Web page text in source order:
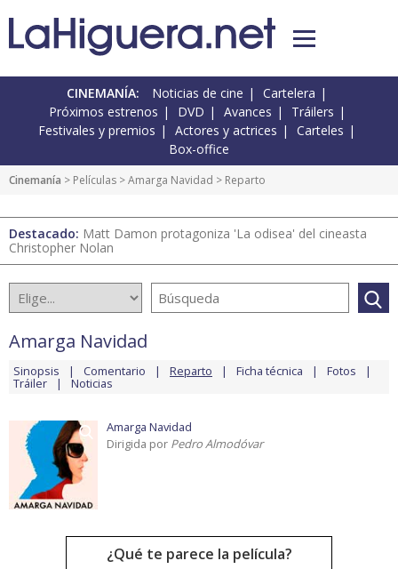
CINEMANÍA: Noticias de cine
Cartelera
Próximos estrenos
DVD Avances
Tráilers
Festivales y premios
Actores y actrices
Carteles
Box-office
Cinemanía > Películas >Amarga Navidad > Reparto
Destacado: Matt Damon protagoniza 'La odisea' del cineasta
Christopher Nolan
Amarga Navidad
Sinopsis Comentario Reparto Ficha técnica Fotos
Tráiler Noticias
Amarga Navidad
Dirigida por Pedro Almodóvar
¿Qué te parece la película?